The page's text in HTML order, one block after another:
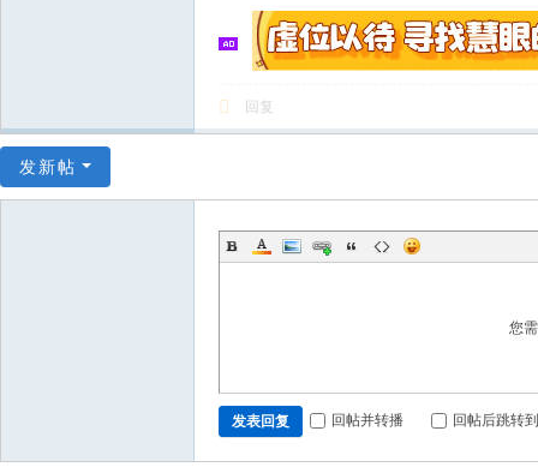
回复
发新帖
您
发表回复 回帖并转播 回帖后跳转